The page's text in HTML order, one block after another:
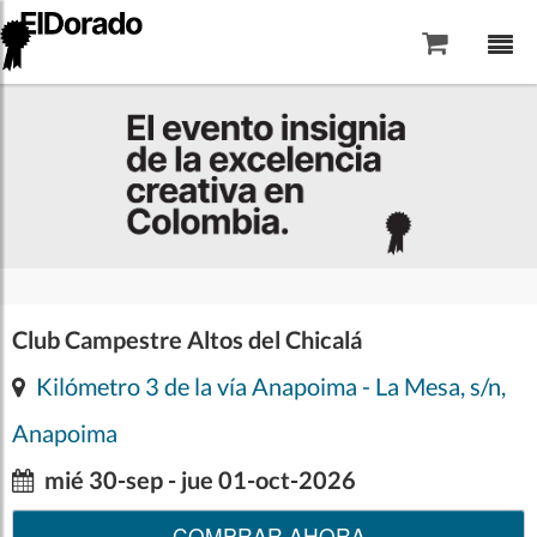
Saltar al contenido
Club Campestre Altos del Chicalá
Kilómetro 3 de la vía Anapoima - La Mesa, s/n,
Anapoima
mié 30-sep - jue 01-oct-2026